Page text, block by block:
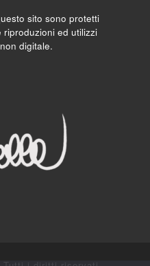
sito sono protetti
riproduzioni ed utilizzi
digitale.